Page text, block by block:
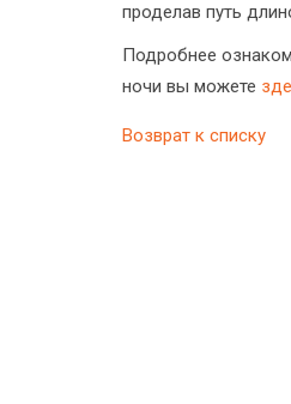
проделав путь
Подробнее
ночи вы можете
Возврат к списку